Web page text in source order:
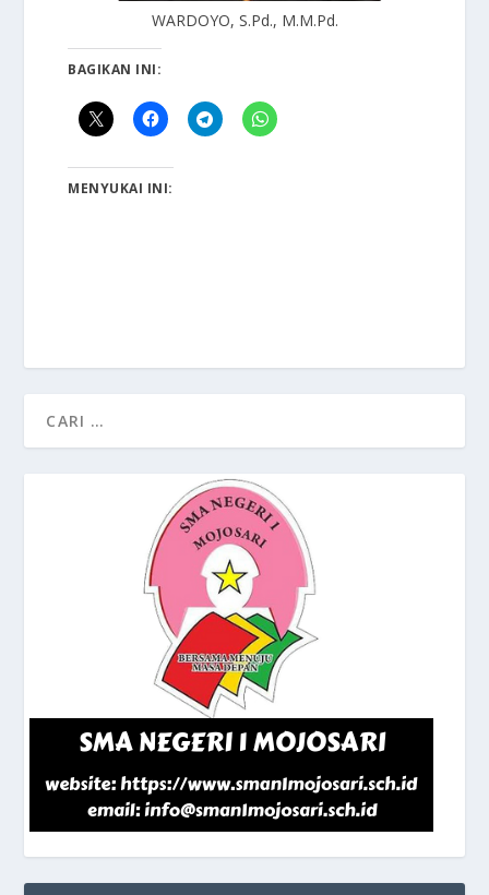
WARDOYO, S.Pd., M.M.Pd.
BAGIKAN INI:
MENYUKAI INI: